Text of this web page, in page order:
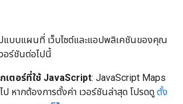
แบบแผนที่ เว็บไซต์และแอปพลิเคชันของคุณ
อร์ชันต่อไปนี้
เตอร์ที่ใช้ JavaScript: JavaScript Maps
หากต้องการตั้งค่า เวอร์ชันล่าสุด โปรดดู ตั้ง